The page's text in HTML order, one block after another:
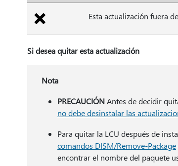
Esta actualización fuera
Si desea quitar esta actualización
Nota
PRECAUCIÓNAntes de decidir
no debe desinstalar las
Para quitar la LCU después de
comandos DISM/Remove-Package
encontrar el nombre del paquete